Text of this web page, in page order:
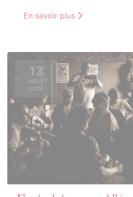
En savoir plus
13
JUILLET
2026